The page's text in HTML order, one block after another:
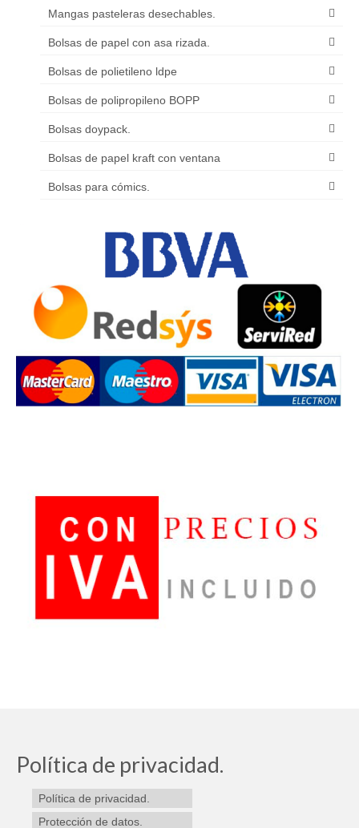
Mangas pasteleras desechables.
Bolsas de papel con asa rizada.
Bolsas de polietileno ldpe
Bolsas de polipropileno BOPP
Bolsas doypack.
Bolsas de papel kraft con ventana
Bolsas para cómics.
Política de privacidad.
Política de privacidad.
Protección de datos.